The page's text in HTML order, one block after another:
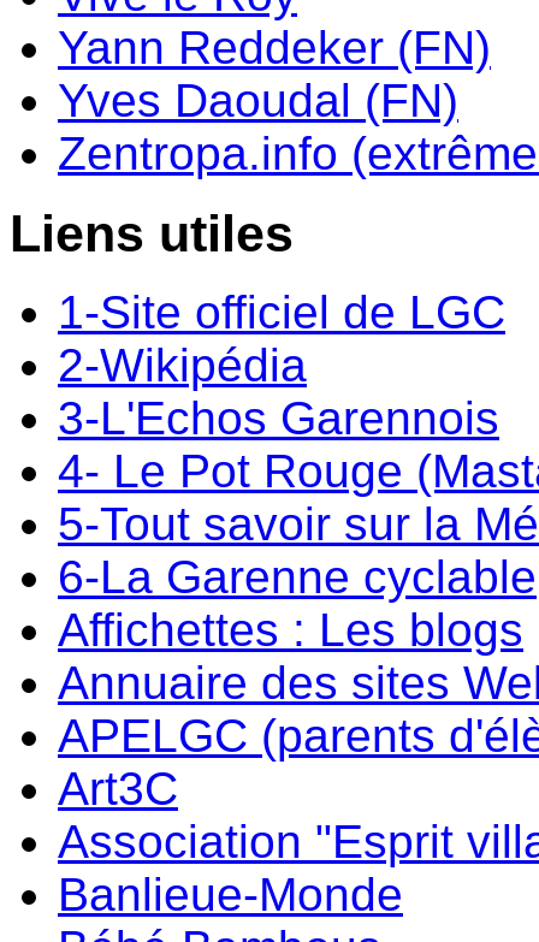
Yann Reddeker (FN)
Yves Daoudal (FN)
Zentropa.info
Liens utiles
1-Site officiel de LGC
2-Wikipédia
3-L'Echos Garennois
4- Le Pot Rouge
5-Tout savoir sur la
6-La Garenne cyclable
Affichettes : Les blogs
Annuaire des sites
APELGC (parents
Art3C
Association "Esprit
Banlieue-Monde